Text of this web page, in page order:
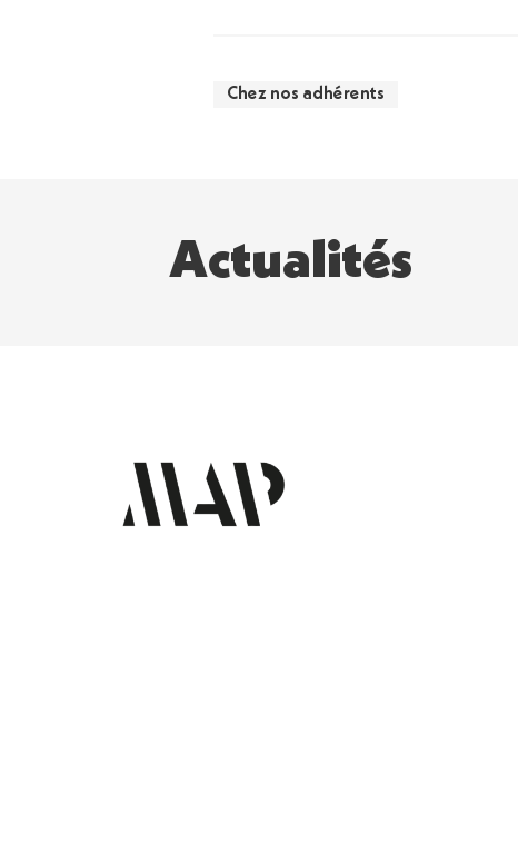
Chez nos adhérents
Actualités